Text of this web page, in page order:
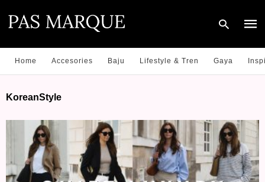
and
hit
Home Accesories Baju Lifestyle & Tren Gaya
KoreanStyle